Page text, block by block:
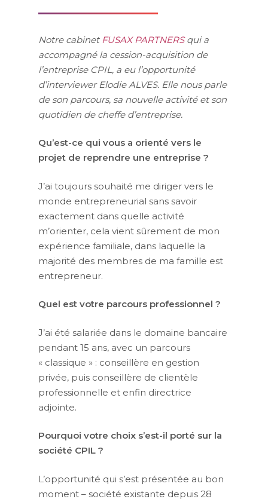
Notre cabinet FUSAX PARTNERS qui a
accompagné la cession-acquisition de
l’entreprise CPIL, a eu l’opportunité
d’interviewer Elodie ALVES. Elle nous parle
de son parcours, sa nouvelle activité et son
quotidien de cheffe d’entreprise.
Qu’est-ce qui vous a orienté vers le
projet de reprendre une entreprise ?
J’ai toujours souhaité me diriger vers le
monde entrepreneurial sans savoir
exactement dans quelle activité
m’orienter, cela vient sûrement de mon
expérience familiale, dans laquelle la
majorité des membres de ma famille est
entrepreneur.
Quel est votre parcours professionnel ?
J’ai été salariée dans le domaine bancaire
pendant 15 ans, avec un parcours
« classique » : conseillère en gestion
privée, puis conseillère de clientèle
professionnelle et enfin directrice
adjointe.
Pourquoi votre choix s’est-il porté sur la
société CPIL ?
L’opportunité qui s’est présentée au bon
moment – société existante depuis 28